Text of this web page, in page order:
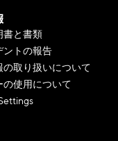
書と書類
ントの報告
の取り扱いについて
の使用について